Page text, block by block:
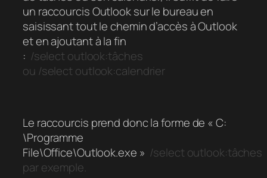
un raccourcis Outlook sur le bureau en
saisissant tout le chemin d’accès à Outlook
et en ajoutant à la fin
: /select outlook:tâches
ou /select outlook:calendrier
Le raccourcis prend donc la forme de « C:
\Programme
File\Office\Outlook.exe » /select outlook:tâches
par exemple.